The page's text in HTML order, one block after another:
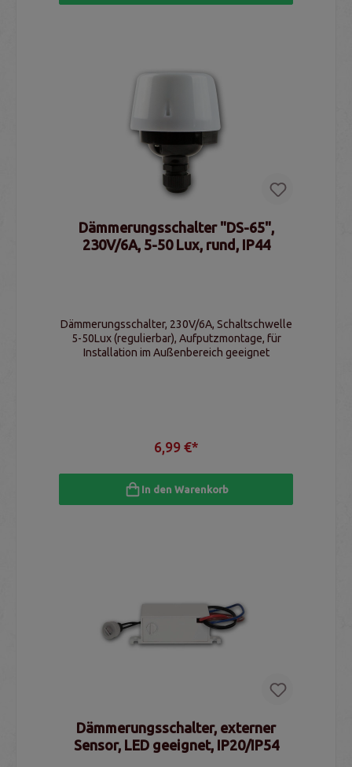
Dämmerungsschalter "DS-65",
230V/6A, 5-50 Lux, rund, IP44
Dämmerungsschalter, 230V/6A, Schaltschwelle
5-50Lux (regulierbar), Aufputzmontage, für
Installation im Außenbereich geeignet
6,99 €*
In den Warenkorb
Dämmerungsschalter, externer
Sensor, LED geeignet, IP20/IP54